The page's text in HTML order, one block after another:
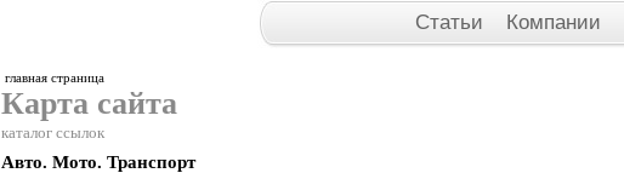
Статьи Компании
главная страница
Карта сайта
каталог ссылок
Авто. Мото. Транспорт